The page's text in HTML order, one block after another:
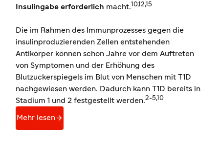
Insulingabe erforderlich macht.10,12,15
Die im Rahmen des Immunprozesses gegen die
insulinproduzierenden Zellen entstehenden
Antikörper können schon Jahre vor dem Auftreten
von Symptomen und der Erhöhung des
Blutzuckerspiegels im Blut von Menschen mit T1D
nachgewiesen werden. Dadurch kann T1D bereits in
Stadium 1 und 2 festgestellt werden.2-5,10
Mehr lesen